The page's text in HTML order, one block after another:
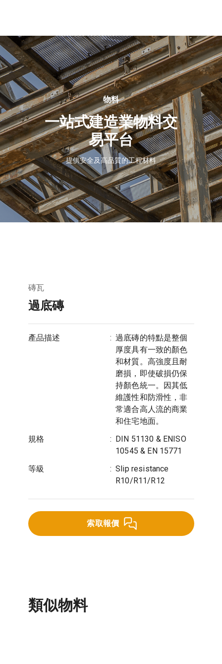
們
物料
一站式建造業物料交
易平台
提供安全及高品質的工程材料
磚瓦
過底磚
產品描述 : 過底磚的特點是整個
厚度具有一致的顏色
和材質。高強度且耐
磨損，即使破損仍保
持顏色統一。因其低
維護性和防滑性，非
常適合高人流的商業
和住宅地面。
規格
: DIN 51130 & ENISO
10545 & EN 15771
等級
: Slip resistance
R10/R11/R12
索取報價
類似物料